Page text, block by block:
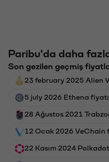
Paribu'da daha
Son gezilen geçmiş
23 february 2025 Alien
5 july 2026 Ethena fiyatı
28 Ağustos 2021
12 Ocak 2026 VeChain
22 Kasım 2024